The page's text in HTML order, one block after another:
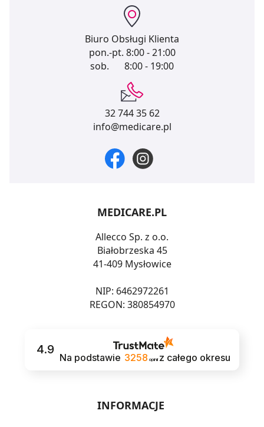
Biuro Obsługi Klienta
pon.-pt. 8:00 - 21:00
sob.
8:00 - 19:00
32 744 35 62
info@medicare.pl
MEDICARE.PL
Allecco Sp. z o.o.
Białobrzeska 45
41-409 Mysłowice
NIP: 6462972261
REGON: 380854970
4.9
Na podstawie 3258 opinii z całego okresu
INFORMACJE